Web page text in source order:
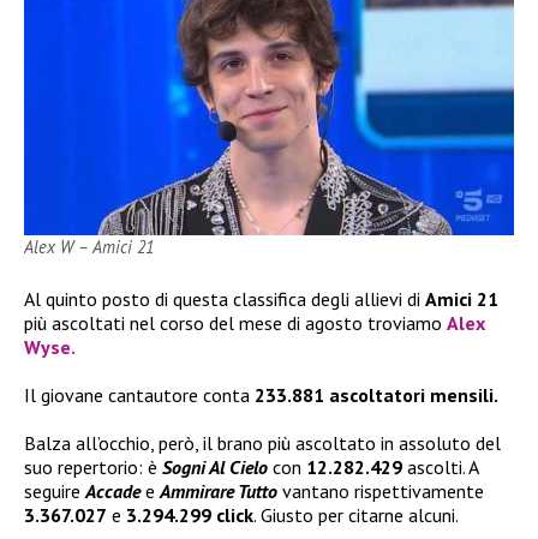
Alex W – Amici 21
Al quinto posto di questa classifica degli allievi di Amici 21
più ascoltati nel corso del mese di agosto troviamo Alex
Wyse.
Il giovane cantautore conta 233.881 ascoltatori mensili.
Balza all’occhio, però, il brano più ascoltato in assoluto del
suo repertorio: è Sogni Al Cielo con 12.282.429 ascolti. A
seguire Accadee Ammirare Tutto vantano rispettivamente
3.367.027 e 3.294.299 click. Giusto per citarne alcuni.